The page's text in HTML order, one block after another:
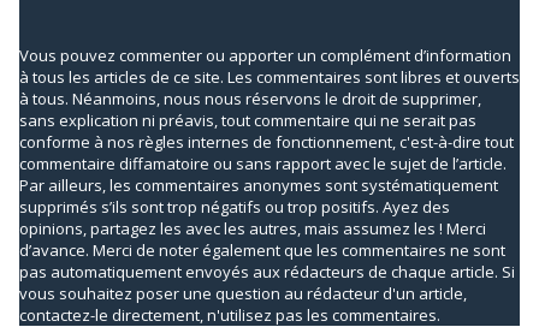
Vous pouvez commenter ou apporter un complément d’information
à tous les articles de ce site. Les commentaires sont libres et ouverts
à tous. Néanmoins, nous nous réservons le droit de supprimer,
sans explication ni préavis, tout commentaire qui ne serait pas
conforme à nos règles internes de fonctionnement, c'est-à-dire tout
commentaire diffamatoire ou sans rapport avec le sujet de l’article.
Par ailleurs, les commentaires anonymes sont systématiquement
supprimés s’ils sont trop négatifs ou trop positifs. Ayez des
opinions, partagez les avec les autres, mais assumez les ! Merci
d’avance. Merci de noter également que les commentaires ne sont
pas automatiquement envoyés aux rédacteurs de chaque article. Si
vous souhaitez poser une question au rédacteur d'un article,
contactez-le directement, n'utilisez pas les commentaires.